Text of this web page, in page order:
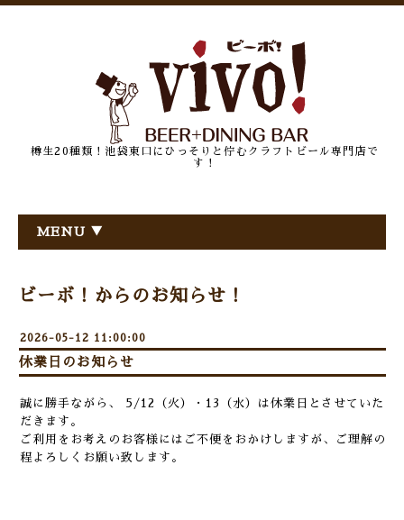
樽生20種類！池袋東口にひっそりと佇むクラフトビール専門店で
す！
MENU ▼
ビーボ！からのお知らせ！
2026-05-12 11:00:00
休業日のお知らせ
誠に勝手ながら、 5/12（火）・13（水）は休業日とさせていた
だきます。
ご利用をお考えのお客様にはご不便をおかけしますが、ご理解の
程よろしくお願い致します。